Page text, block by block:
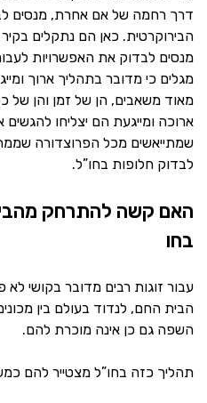
דרך רחמה של אם אחרת, מנסים
הבירוקרטית. כאן הם נתקלים
מנסים לבדוק את האפשרויות
מגלים כי מדובר בתהליך ארוך
מאוד משאבים, הן של זמן והן של
ארוכה ומייגעת הם יצליחו
שמתייאשים מכל הפרוצדורה
לבדוק חלופות בחו”ל.
האם קשה להתרחק
בחו
עבור זוגות רבים מדובר בקושי
הבית החם, לנדוד בעולם בין
השפה גם כן אינה מוכרת להם.
תהליך כזה בחו”ל מצטייר להם